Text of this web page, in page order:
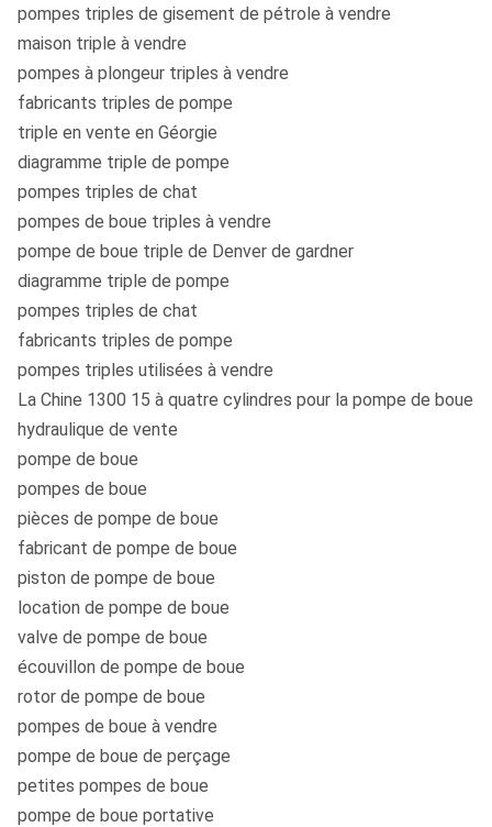
pompes triples de gisement de pétrole à vendre
maison triple à vendre
pompes à plongeur triples à vendre
fabricants triples de pompe
triple en vente en Géorgie
diagramme triple de pompe
pompes triples de chat
pompes de boue triples à vendre
pompe de boue triple de Denver de gardner
diagramme triple de pompe
pompes triples de chat
fabricants triples de pompe
pompes triples utilisées à vendre
La Chine 1300 15 à quatre cylindres pour la pompe de boue
hydraulique de vente
pompe de boue
pompes de boue
pièces de pompe de boue
fabricant de pompe de boue
piston de pompe de boue
location de pompe de boue
valve de pompe de boue
écouvillon de pompe de boue
rotor de pompe de boue
pompes de boue à vendre
pompe de boue de perçage
petites pompes de boue
pompe de boue portative